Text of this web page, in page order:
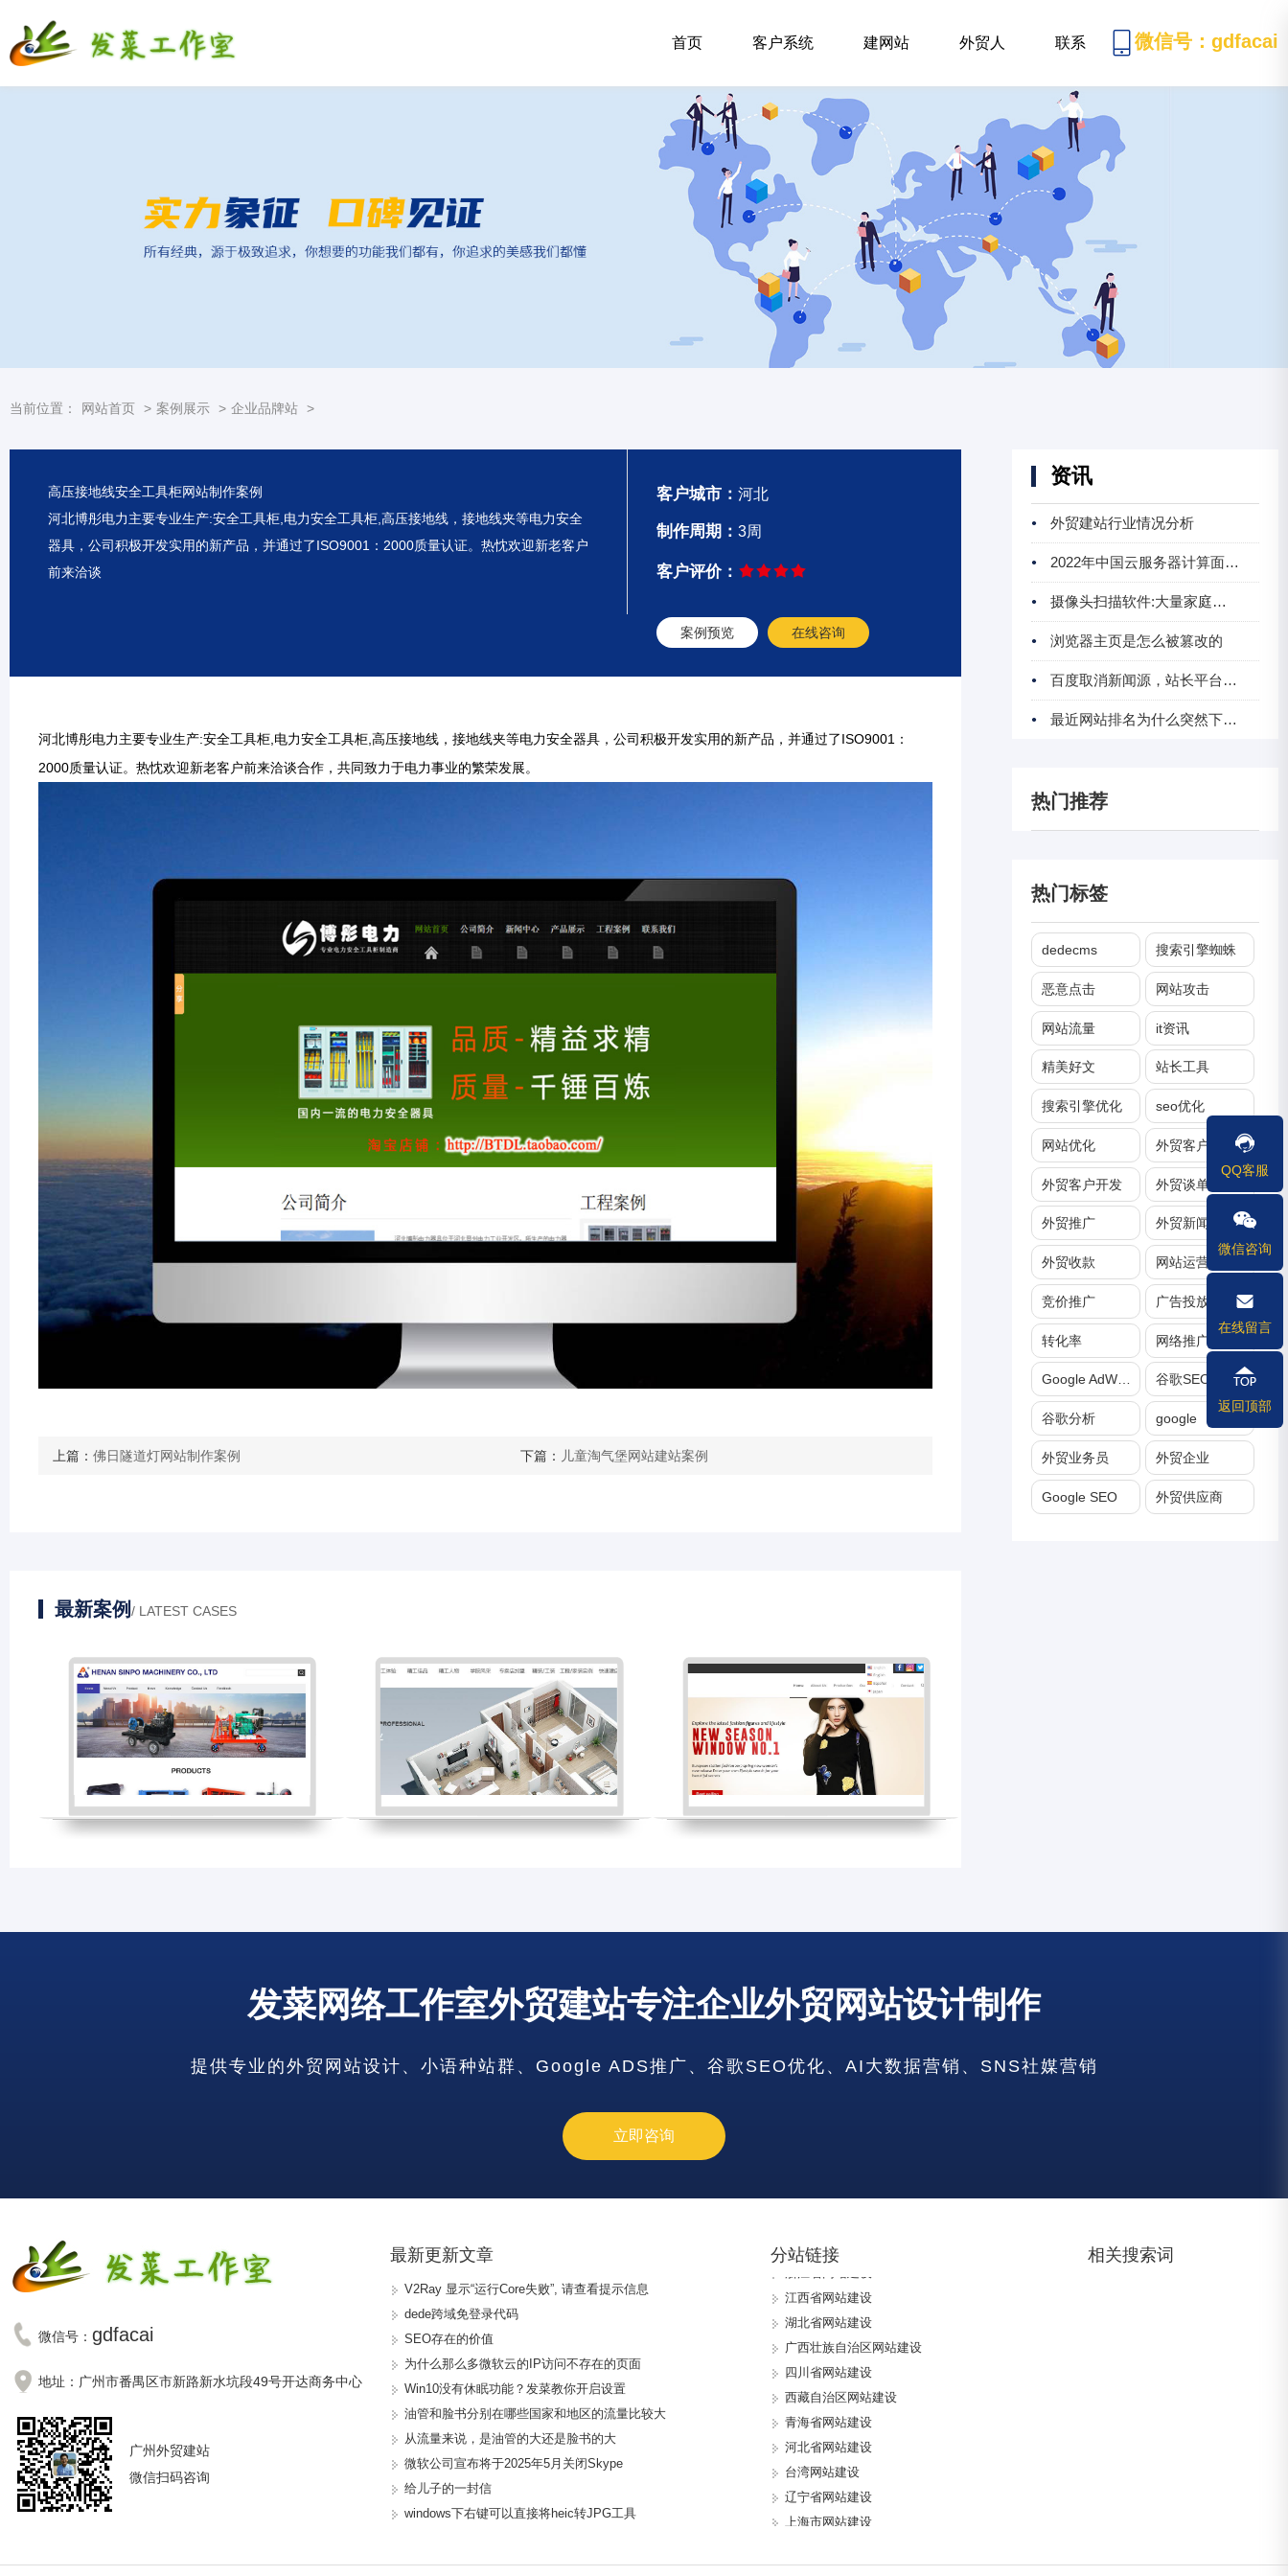
微信号：gdfacai
首页 客户系统 建网站 外贸人 联系
当前位置： 网站首页 > 案例展示 > 企业品牌站 >
资讯
外贸建站行业情况分析
2022年中国云服务器计算面临的问题及发展前景预
摄像头扫描软件:大量家庭智能摄像头遭入侵成偷
浏览器主页是怎么被篡改的
百度取消新闻源，站长平台VIP俱乐部服务全面升
最近网站排名为什么突然下降,怎么办
热门推荐
热门标签
dedecms 搜索引擎蜘蛛
恶意点击 网站攻击
网站流量 it资讯
精美好文 站长工具
搜索引擎优化 seo优化
网站优化 外贸客户管理
外贸客户开发 外贸谈单
外贸推广 外贸新闻
外贸收款 网站运营
竞价推广 广告投放
转化率 网络推广
Google AdWords 谷歌SEO
谷歌分析 google
外贸业务员 外贸企业
Google SEO 外贸供应商
高压接地线安全工具柜网站制作案例
河北博彤电力主要专业生产:安全工具柜,电力安全工具柜,高压接地线，接地线夹等电力安全
器具，公司积极开发实用的新产品，并通过了ISO9001：2000质量认证。热忱欢迎新老客户
前来洽谈
客户城市：河北
制作周期：3周
客户评价：
案例预览 在线咨询
河北博彤电力主要专业生产:安全工具柜,电力安全工具柜,高压接地线，接地线夹等电力安全器具，公司积极开发实用的新产品，并通过了ISO9001：
2000质量认证。热忱欢迎新老客户前来洽谈合作，共同致力于电力事业的繁荣发展。
上篇： 佛日隧道灯网站制作案例 下篇： 儿童淘气堡网站建站案例
最新案例/ LATEST CASES
发菜网络工作室外贸建站专注企业外贸网站设计制作
提供专业的外贸网站设计、小语种站群、Google ADS推广、谷歌SEO优化、AI大数据营销、SNS社媒营销
立即咨询
微信号： gdfacai
地址：广州市番禺区市新路新水坑段49号开达商务中心
广州外贸建站
微信扫码咨询
最新更新文章
V2Ray 显示“运行Core失败”, 请查看提示信息
dede跨域免登录代码
SEO存在的价值
为什么那么多微软云的IP访问不存在的页面
Win10没有休眠功能？发菜教你开启设置
油管和脸书分别在哪些国家和地区的流量比较大
从流量来说，是油管的大还是脸书的大
微软公司宣布将于2025年5月关闭Skype
给儿子的一封信
windows下右键可以直接将heic转JPG工具
分站链接
重庆市网站建设
浙江省网站建设
江西省网站建设
湖北省网站建设
广西壮族自治区网站建设
四川省网站建设
西藏自治区网站建设
青海省网站建设
河北省网站建设
台湾网站建设
辽宁省网站建设
上海市网站建设
安徽省网站建设
相关搜索词
QQ客服
微信咨询
在线留言
返回顶部